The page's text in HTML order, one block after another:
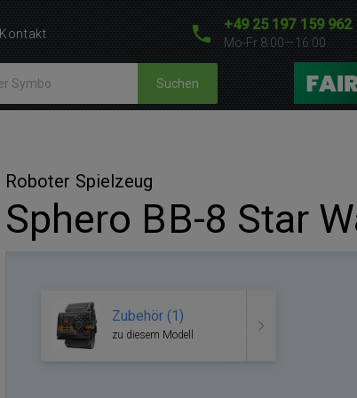
+49 25 197 159 962
Mo-Fr 8:00—16:00
Suchen
Roboter Spielzeug
Sphero BB-8 Star
Zubehör (1)
zu diesem Modell
Kontakt